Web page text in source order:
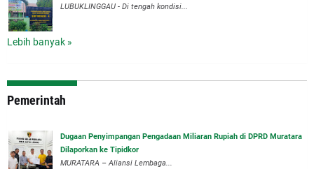
LUBUKLINGGAU - Di tengah kondisi...
Lebih banyak »
Pemerintah
‎Dugaan Penyimpangan Pengadaan Miliaran Rupiah di DPRD Muratara
Dilaporkan ke Tipidkor
‎MURATARA – Aliansi Lembaga...